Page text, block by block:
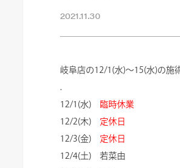
2021.11.30
岐阜店の12/1(水)～15(水)の施
.
12/1(水) 臨時休業
12/2(木) 定休日
12/3(金) 定休日
12/4(土) 若菜由